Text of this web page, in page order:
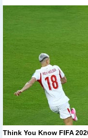
Think You Know FIFA